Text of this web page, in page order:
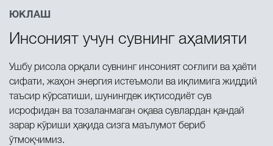
ЮКЛАШ
Инсоният учун сувнинг аҳамияти
Ушбу рисола орқали сувнинг инсоният соғлиги ва ҳаёти
сифати, жаҳон энергия истеъмоли ва иқлимига жиддий
таъсир кўрсатиши, шунингдек иқтисодиёт сув
исрофидан ва тозаланмаган оқава сувлардан қандай
зарар кўриши ҳақида сизга маълумот бериб
ўтмоқчимиз.